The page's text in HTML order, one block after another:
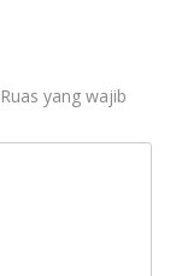
Ruas yang wajib